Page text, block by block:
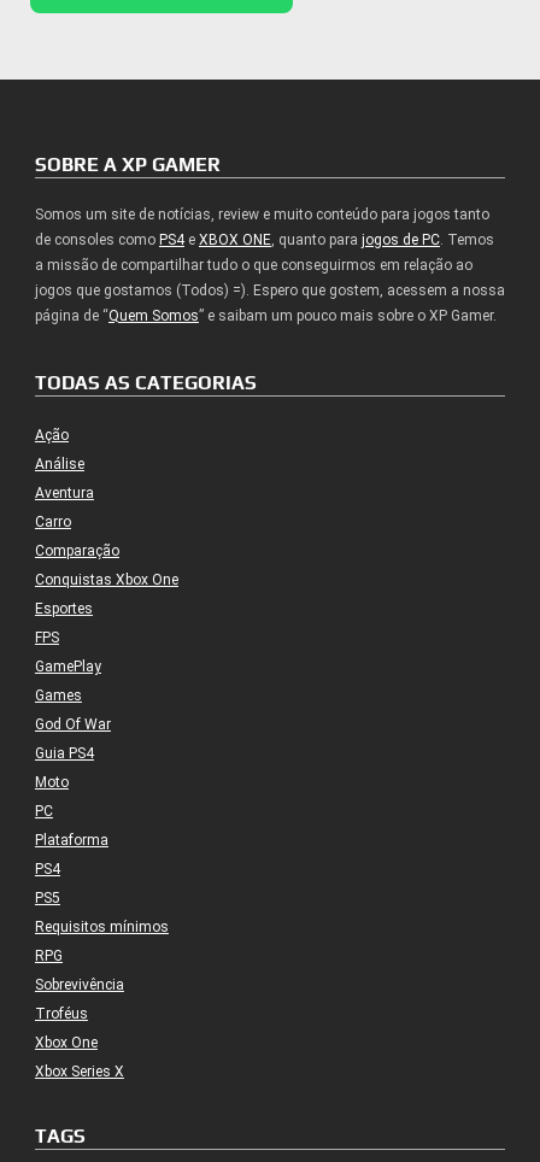
SOBRE A XP GAMER
Somos um site de notícias, review e muito conteúdo para jogos tanto
de consoles como PS4e XBOX ONE, quanto para jogos de PC. Temos
a missão de compartilhar tudo o que conseguirmos em relação ao
jogos que gostamos (Todos) =). Espero que gostem, acessem a nossa
página de “Quem Somos” e saibam um pouco mais sobre o XP Gamer.
TODAS AS CATEGORIAS
Ação
Análise
Aventura
Carro
Comparação
Conquistas Xbox One
Esportes
FPS
GamePlay
Games
God Of War
Guia PS4
Moto
PC
Plataforma
PS4
PS5
Requisitos mínimos
RPG
Sobrevivência
Troféus
Xbox One
Xbox Series X
TAGS